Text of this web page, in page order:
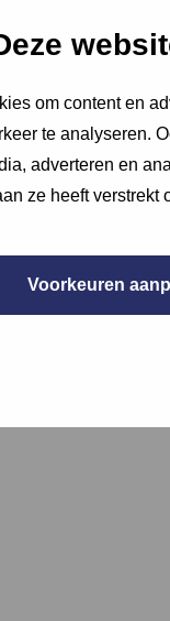
om content en
te analyseren.
adverteren en
ze heeft
Voorkeuren
voldaan aan
aan met